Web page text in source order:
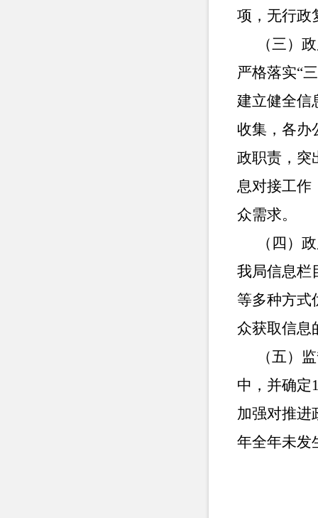
项，无行政
（三）
严格落实“
建立健全信
收集，各办
政职责，突
息对接工作
众需求。
（四）
我局信息栏
等多种方式
众获取信息
（五）
中，并确定
加强对推进
年全年未发